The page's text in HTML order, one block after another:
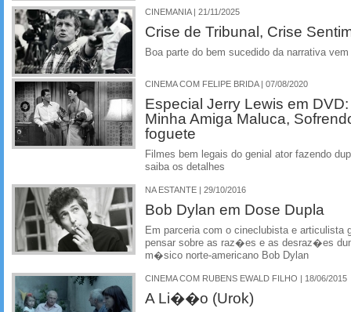
CINEMANIA | 21/11/2025
Crise de Tribunal, Crise
Boa parte do bem sucedido da narrativa
CINEMA COM FELIPE BRIDA | 07/08/2020
Especial Jerry Lewis em
Minha Amiga Maluca,
foguete
Filmes bem legais do genial ator fazendo
saiba os detalhes
NA ESTANTE | 29/10/2016
Bob Dylan em Dose Dupla
Em parceria com o cineclubista e
pensar sobre as raz�es e as desraz�es
m�sico norte-americano Bob Dylan
CINEMA COM RUBENS EWALD FILHO | 18/06/2015
A Li��o (Urok)